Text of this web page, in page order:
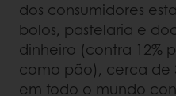
dos consumidores
bolos, pastelaria e
dinheiro (contra 12%
como pão), cerca de
em todo o mundo